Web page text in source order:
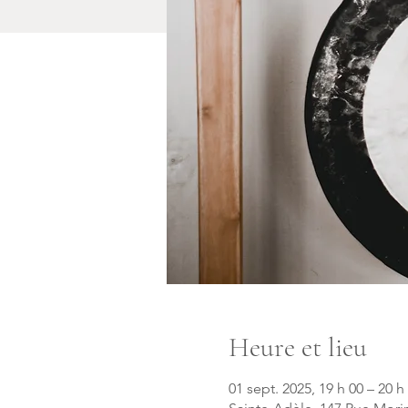
Heure et lieu
01 sept. 2025, 19 h 00 – 20 h